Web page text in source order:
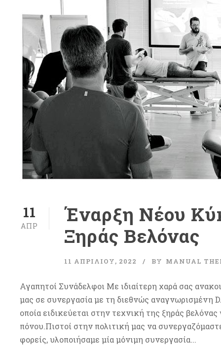
11
ΑΠΡ
Έναρξη Νέου
Ξηράς Βελόνας
11 ΑΠΡΙΛΊΟΥ, 2022 BY MANUAL
Αγαπητοί Συνάδελφοι Με ιδιαίτερη χαρά σας
μας σε συνεργασία με τη διεθνώς αναγνωρισμένη
οποία ειδικεύεται στην τεχνική της ξηράς
πόνου.Πιστοί στην πολιτική μας να
φορείς, υλοποιήσαμε μία μόνιμη συνεργασία...